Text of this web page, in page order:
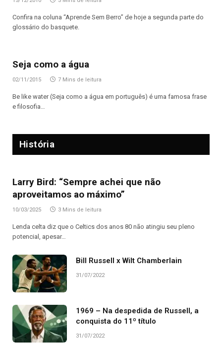
Confira na coluna “Aprende Sem Berro” de hoje a segunda parte do
glossário do basquete.
Seja como a água
02/11/2015 7 Mins de leitura
Be like water (Seja como a água em português) é uma famosa frase
e filosofia…
História
Larry Bird: “Sempre achei que não
aproveitamos ao máximo”
10/03/2025 3 Mins de leitura
Lenda celta diz que o Celtics dos anos 80 não atingiu seu pleno
potencial, apesar…
Bill Russell x Wilt Chamberlain
31/07/2022
1969 – Na despedida de Russell, a
conquista do 11º título
31/07/2022